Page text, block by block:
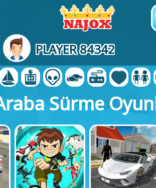
PLAYER 84342
Sürme